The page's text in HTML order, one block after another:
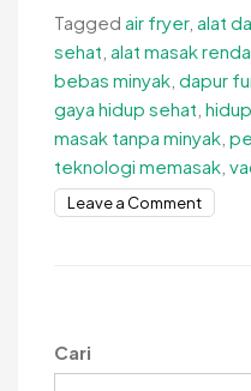
Tagged air fryer, alat
sehat alat masak
bebas minyak dapur
gaya hidup sehat
masak tanpa minyak
teknologi memasak
Leave a Commenton
Masak
Cari